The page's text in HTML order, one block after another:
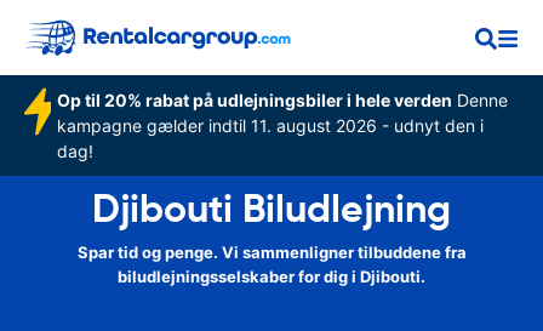
Op til 20% rabat på udlejningsbiler i hele verden Denne
kampagne gælder indtil 11. august 2026 - udnyt den i
dag!
Djibouti Biludlejning
Spar tid og penge. Vi sammenligner tilbuddene fra
biludlejningsselskaber for dig i Djibouti.